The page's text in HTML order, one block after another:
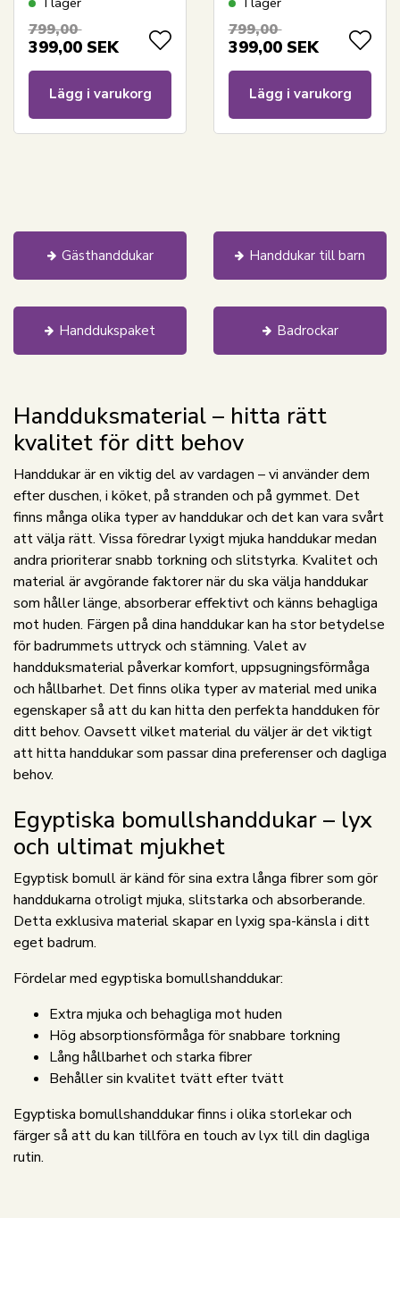
Antracitgrå
799,00
399,00 SEK
Lägg i varukorg
799,00
399,00 SEK
Lägg i varukorg
Gästhanddukar Handdukar till barn
Handdukspaket Badrockar
Handduksmaterial – hitta rätt
kvalitet för ditt behov
Handdukar är en viktig del av vardagen – vi använder dem
efter duschen, i köket, på stranden och på gymmet. Det
finns många olika typer av handdukar och det kan vara svårt
att välja rätt. Vissa föredrar lyxigt mjuka handdukar medan
andra prioriterar snabb torkning och slitstyrka. Kvalitet och
material är avgörande faktorer när du ska välja handdukar
som håller länge, absorberar effektivt och känns behagliga
mot huden. Färgen på dina handdukar kan ha stor betydelse
för badrummets uttryck och stämning. Valet av
handduksmaterial påverkar komfort, uppsugningsförmåga
och hållbarhet. Det finns olika typer av material med unika
egenskaper så att du kan hitta den perfekta handduken för
ditt behov. Oavsett vilket material du väljer är det viktigt
att hitta handdukar som passar dina preferenser och dagliga
behov.
Egyptiska bomullshanddukar – lyx
och ultimat mjukhet
Egyptisk bomull är känd för sina extra långa fibrer som gör
handdukarna otroligt mjuka, slitstarka och absorberande.
Detta exklusiva material skapar en lyxig spa-känsla i ditt
eget badrum.
Fördelar med egyptiska bomullshanddukar:
Extra mjuka och behagliga mot huden
Hög absorptionsförmåga för snabbare torkning
Lång hållbarhet och starka fibrer
Behåller sin kvalitet tvätt efter tvätt
Egyptiska bomullshanddukar finns i olika storlekar och
färger så att du kan tillföra en touch av lyx till din dagliga
rutin.